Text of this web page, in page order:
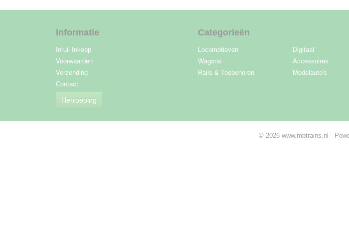
Informatie
Inruil Inkoop
Voorwaarden
Verzending
Contact
Herroeping
Categorieën
Locomotieven
Wagons
Rails & Toebehoren
Digitaal
Accessoires
Modelauto's
© 2026 www.mbtrains.nl -